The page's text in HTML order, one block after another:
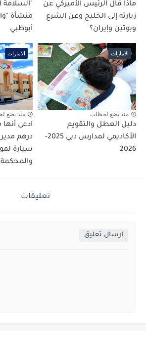
ماذا قال الرئيس الأميركي عن
زيارته إلى الخليج وعن الشرع
وبوتين وإيران؟
"السلامة
منشأة
أبوظبي
الامارات
منذ بضع لحظات
دليل العطل والتقويم
الأكاديمي لمدارس دبي 2025-
2026
الامارات
منذ بضع
درهم
سيارة
والمحكمة
تعليقات
إرسال تعليق